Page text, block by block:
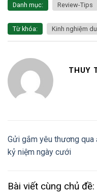
Danh mục: Review-Tips
Từ khóa: Kinh nghiệm
THUY
Gửi gắm yêu thương qua
kỷ niệm ngày cưới
Bài viết cùng chủ đề: